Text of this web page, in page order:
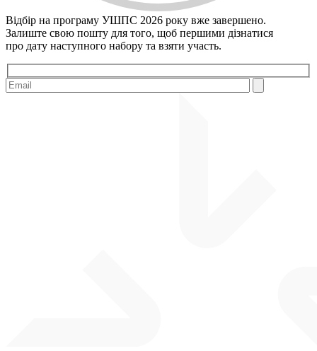
Відбір на програму УШПС 2026 року вже завершено.
Залиште свою пошту для того, щоб першими дiзнатися
про дату наступного набору та взяти участь.
Please leave this field empty.